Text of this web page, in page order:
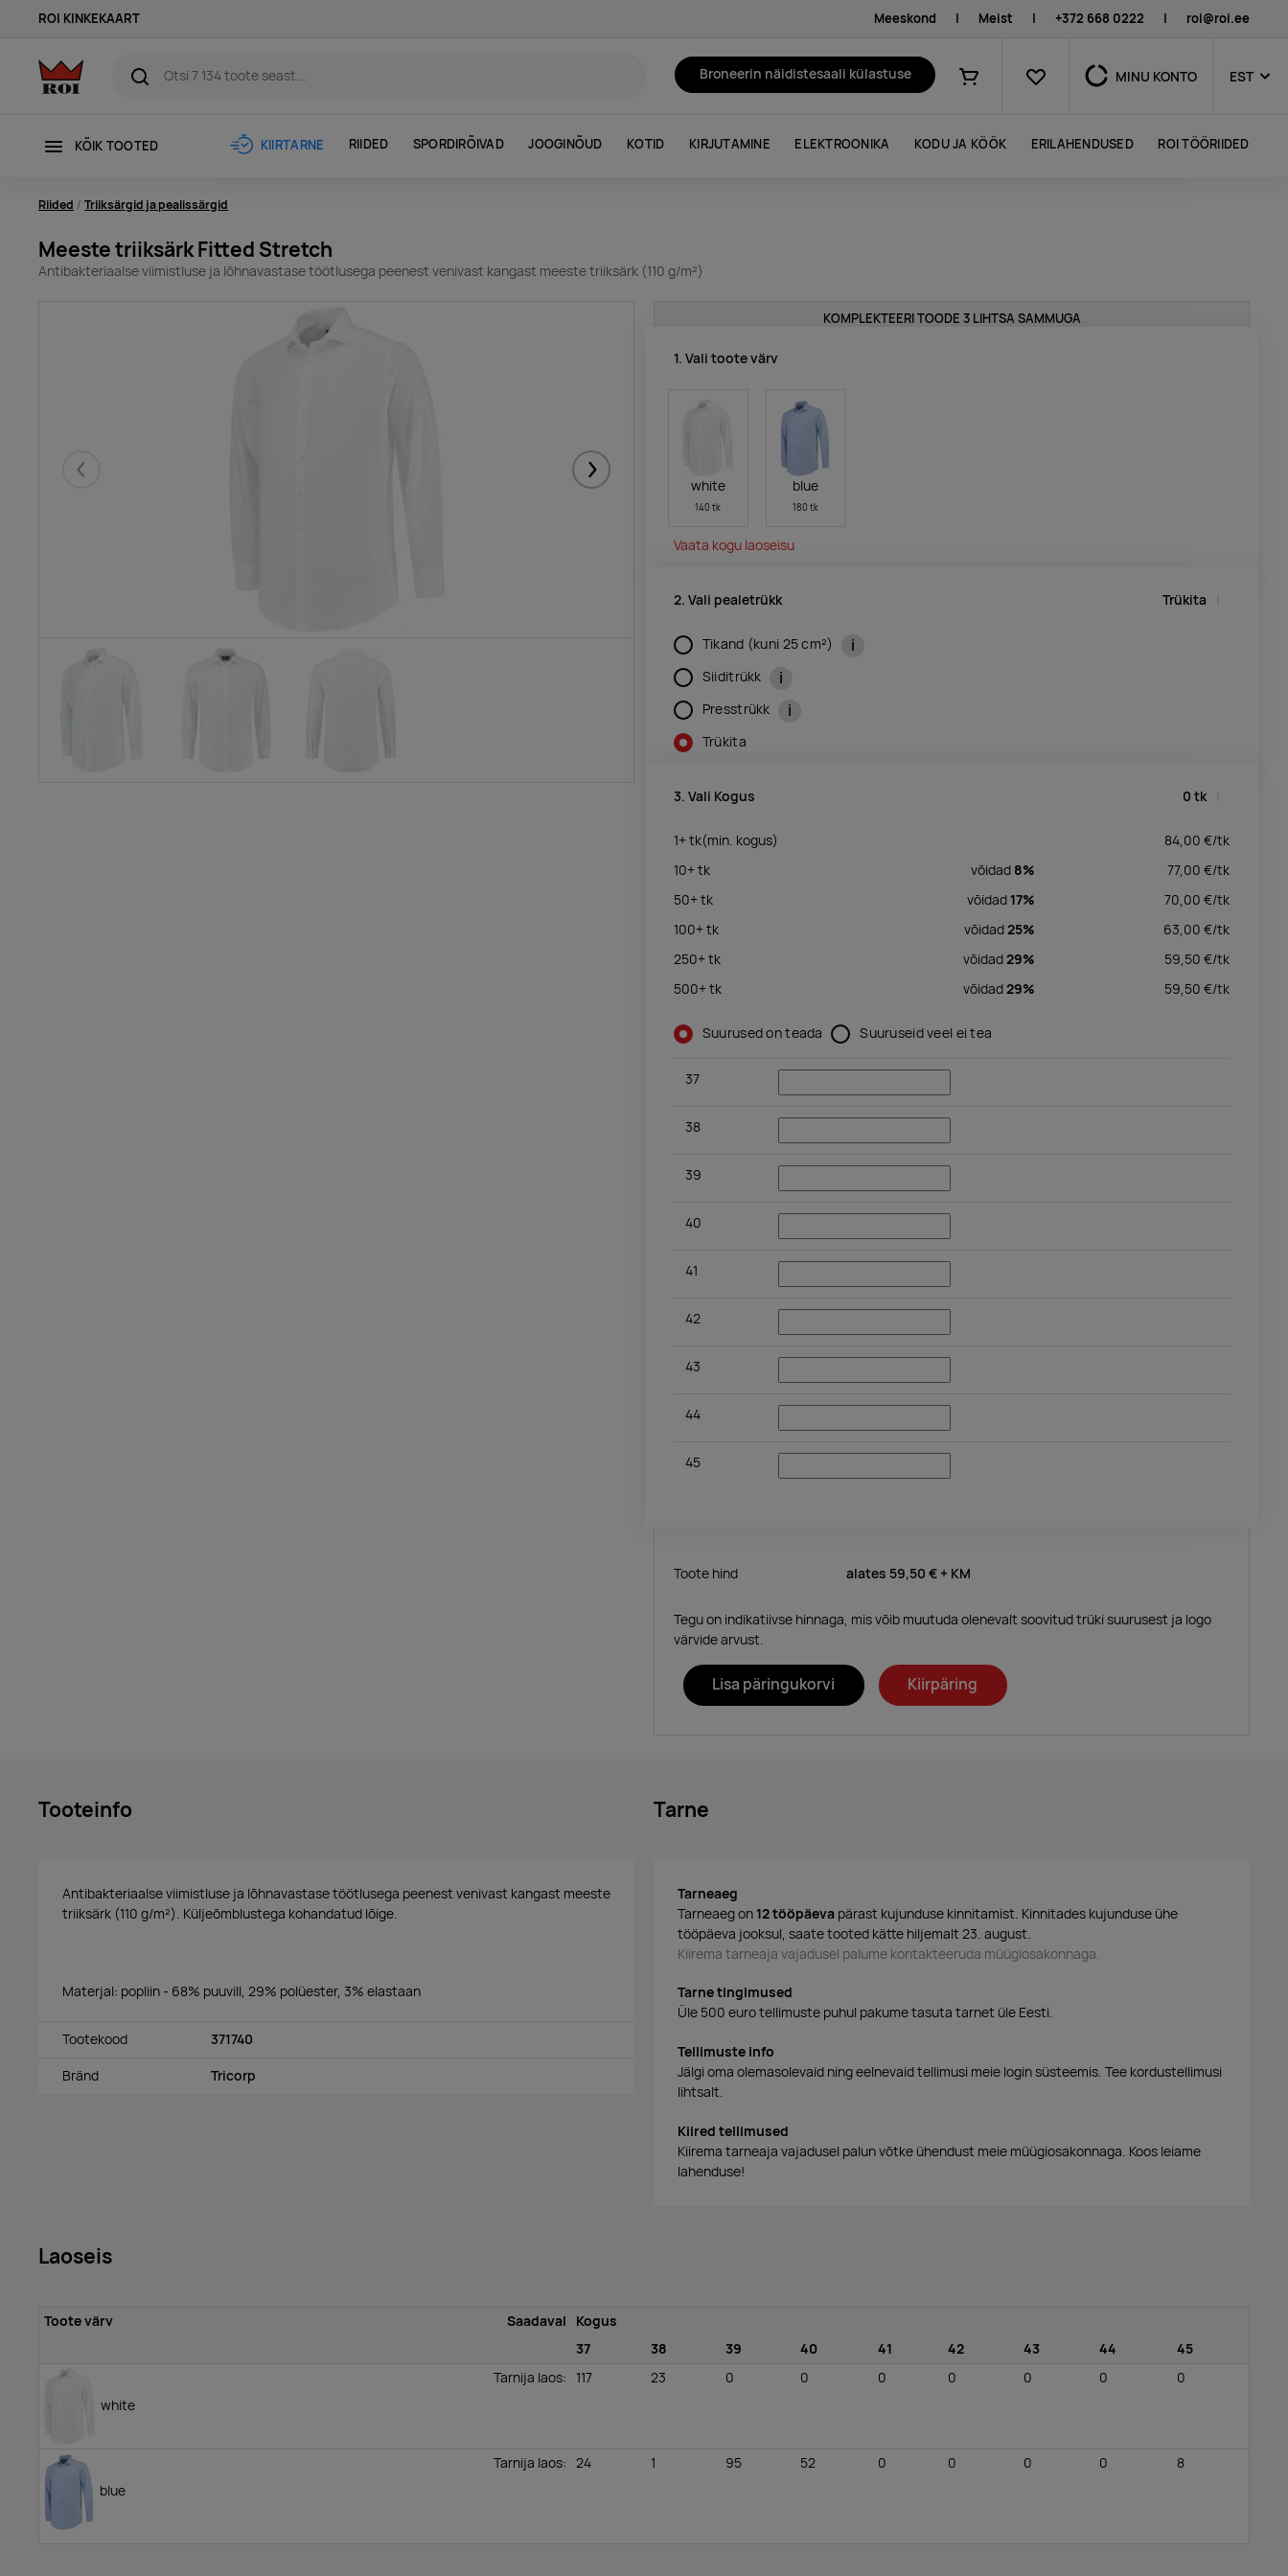
ROI KINKEKAART Meeskond | Meist | +372 668 0222 | roi@roi.ee
Broneerin näidistesaali külastuse
Ostukorv
Lemmikud MINU KONTO EST
KÕIK TOOTED KIIRTARNE RIIDED SPORDIRÕIVAD JOOGINÕUD KOTID KIRJUTAMINE ELEKTROONIKA KODU JA KÖÖK ERILAHENDUSED ROI TÖÖRIIDED
Riided Triiksärgid ja pealissärgid
Meeste triiksärk Fitted Stretch
Antibakteriaalse viimistluse ja lõhnavastase töötlusega peenest venivast kangast meeste triiksärk (110 g/m²)
Eelmised Järgmised
KOMPLEKTEERI TOODE 3 LIHTSA SAMMUGA
1. Vali toote värv
white
140 tk
blue
180 tk
Vaata kogu laoseisu
2. Vali pealetrükk Trükita
Tikand (kuni 25 cm²) i
Siiditrükk i
Presstrükk i
Trükita
3. Vali Kogus 0 tk
1+tk(min. kogus) 84,00 €/tk
10+tk võidad 8% 77,00 €/tk
50+tk võidad 17% 70,00 €/tk
100+tk võidad 25% 63,00 €/tk
250+tk võidad 29% 59,50 €/tk
500+tk võidad 29% 59,50 €/tk
Suurused on teada Suuruseid veel ei tea
37
38
39
40
41
42
43
44
45
Toote hind alates 59,50 € + KM
Tegu on indikatiivse hinnaga, mis võib muutuda olenevalt soovitud trüki suurusest ja logo
värvide arvust.
Lisa päringukorvi Kiirpäring
Tooteinfo
Antibakteriaalse viimistluse ja lõhnavastase töötlusega peenest venivast kangast meeste
triiksärk (110 g/m²). Küljeõmblustega kohandatud lõige.
Materjal: popliin - 68% puuvill, 29% polüester, 3% elastaan
Tootekood 371740
Bränd Tricorp
Tarne
Tarneaeg
Tarneaeg on 12 tööpäeva pärast kujunduse kinnitamist. Kinnitades kujunduse ühe
tööpäeva jooksul, saate tooted kätte hiljemalt 23. august.
Kiirema tarneaja vajadusel palume kontakteeruda müügiosakonnaga.
Tarne tingimused
Üle 500 euro tellimuste puhul pakume tasuta tarnet üle Eesti.
Tellimuste info
Jälgi oma olemasolevaid ning eelnevaid tellimusi meie login süsteemis. Tee kordustellimusi
lihtsalt.
Kiired tellimused
Kiirema tarneaja vajadusel palun võtke ühendust meie müügiosakonnaga. Koos leiame
lahenduse!
Laoseis
Toote värv Saadaval
Kogus
37
38 39 40 41 42 43 44 45
white
Tarnija laos: 117 23 0 0 0 0 0 0 0
blue
Tarnija laos: 24 1 95 52 0 0 0 0 8